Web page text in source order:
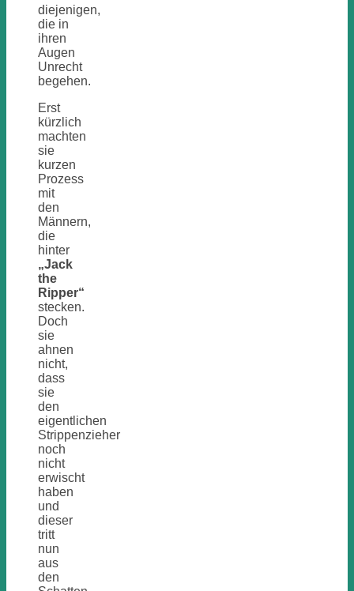
diejenigen,
die in
ihren
Augen
Unrecht
begehen.
Erst
kürzlich
machten
sie
kurzen
Prozess
mit
den
Männern,
die
hinter
„Jack
the
Ripper“
stecken.
Doch
sie
ahnen
nicht,
dass
sie
den
eigentlichen
Strippenzieher
noch
nicht
erwischt
haben
und
dieser
tritt
nun
aus
den